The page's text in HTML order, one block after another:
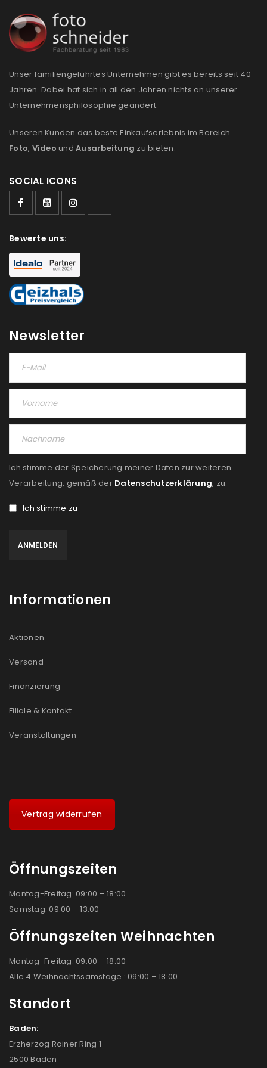
Please select all the ways you would like to hear from
us
Ich stimme zu
Ja, ich möchte ein Kundenkonto eröffnen und
REGISTRIEREN
Unser familiengeführtes Unternehmen gibt es bereits seit 40
Jahren. Dabei hat sich in all den Jahren nichts an unserer
Unternehmensphilosophie geändert:
Unseren Kunden das beste Einkaufserlebnis im Bereich
Foto, Video und Ausarbeitung zu bieten.
SOCIAL ICONS
Bewerte uns:
Newsletter
Ich stimme der Speicherung meiner Daten zur weiteren
Verarbeitung, gemäß der Datenschutzerklärung, zu:
Ich stimme zu
Informationen
Aktionen
Versand
Finanzierung
Filiale & Kontakt
Veranstaltungen
Vertrag widerrufen
Öffnungszeiten
Montag-Freitag: 09:00 – 18:00
Samstag: 09:00 – 13:00
Öffnungszeiten Weihnachten
Montag-Freitag: 09:00 – 18:00
Alle 4 Weihnachtssamstage : 09:00 – 18:00
Standort
Baden:
Erzherzog Rainer Ring 1
2500 Baden